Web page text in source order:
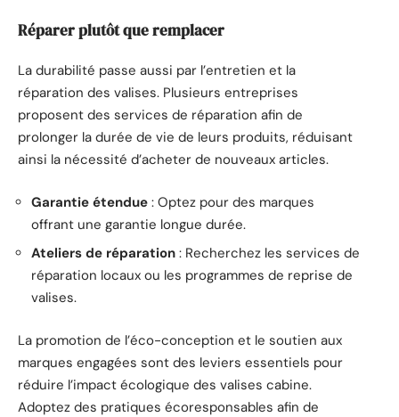
Réparer plutôt que remplacer
La durabilité passe aussi par l’entretien et la
réparation des valises. Plusieurs entreprises
proposent des services de réparation afin de
prolonger la durée de vie de leurs produits, réduisant
ainsi la nécessité d’acheter de nouveaux articles.
Garantie étendue : Optez pour des marques
offrant une garantie longue durée.
Ateliers de réparation : Recherchez les services de
réparation locaux ou les programmes de reprise de
valises.
La promotion de l’éco-conception et le soutien aux
marques engagées sont des leviers essentiels pour
réduire l’impact écologique des valises cabine.
Adoptez des pratiques écoresponsables afin de